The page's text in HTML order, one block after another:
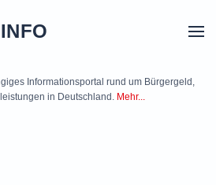
Informationsportal rund um Bürgergeld,
in Deutschland. Mehr...